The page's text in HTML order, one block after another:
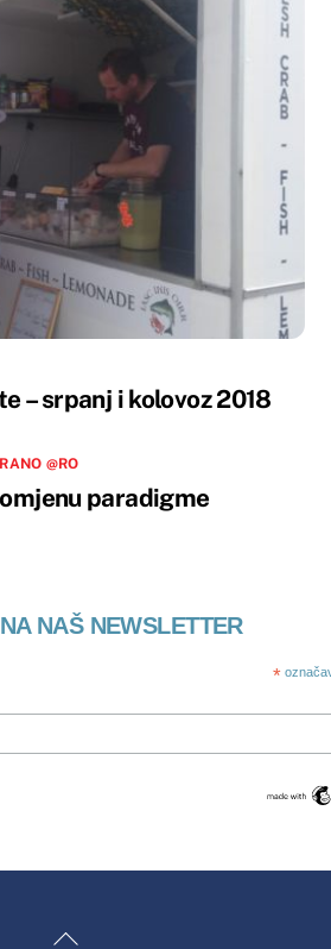
– srpanj i kolovoz 2018
@RO
paradigme
NAŠ NEWSLETTER
*
Natrag
Swedish